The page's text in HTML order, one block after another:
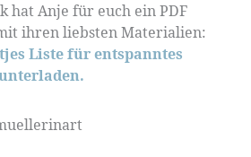
hat Anje für euch ein PDF
ihren liebsten Materialien:
Liste für entspanntes